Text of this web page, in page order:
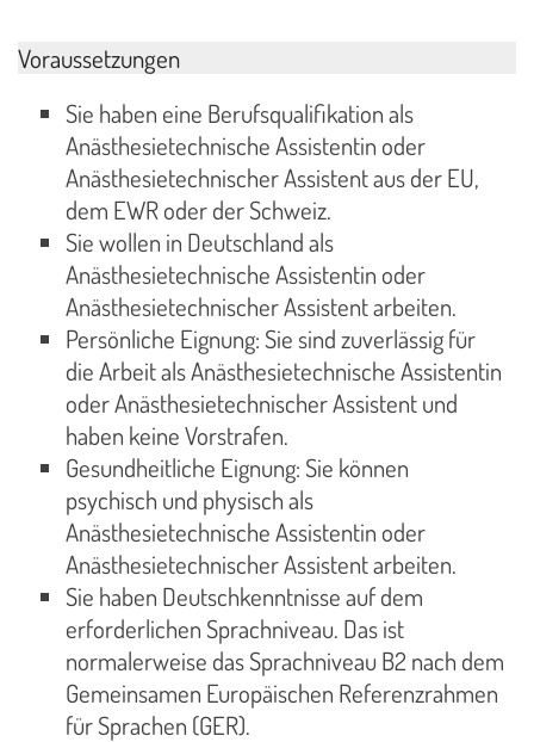
Voraussetzungen
Sie haben eine Berufsqualifikation als
Anästhesietechnische Assistentin oder
Anästhesietechnischer Assistent aus der EU,
dem EWR oder der Schweiz.
Sie wollen in Deutschland als
Anästhesietechnische Assistentin oder
Anästhesietechnischer Assistent arbeiten.
Persönliche Eignung: Sie sind zuverlässig für
die Arbeit als Anästhesietechnische Assistentin
oder Anästhesietechnischer Assistent und
haben keine Vorstrafen.
Gesundheitliche Eignung: Sie können
psychisch und physisch als
Anästhesietechnische Assistentin oder
Anästhesietechnischer Assistent arbeiten.
Sie haben Deutschkenntnisse auf dem
erforderlichen Sprachniveau. Das ist
normalerweise das Sprachniveau B2 nach dem
Gemeinsamen Europäischen Referenzrahmen
für Sprachen (GER).